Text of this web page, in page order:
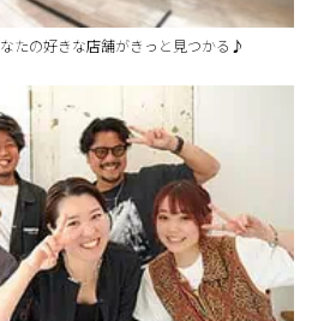
たの好きな店舗がきっと見つかる♪